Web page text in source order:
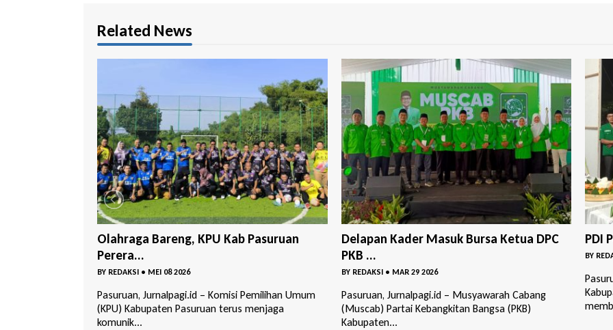
Related News
Delapan Kader Masuk Bursa Ketua DPC
PKB ...
BY REDAKSI • MAR 29 2026
Pasuruan, Jurnalpagi.id – Musyawarah Cabang
(Muscab) Partai Kebangkitan Bangsa (PKB)
Kabupaten...
PDI Perjuangan– GP Ansor Bangil Buka P...
BYREDAKSI
Pasuruan, Jurnalpagi.id / DPC PDI Perjuangan
Kabupaten Pasuruan bersama GP Ansor Bangil
membuka Posk...